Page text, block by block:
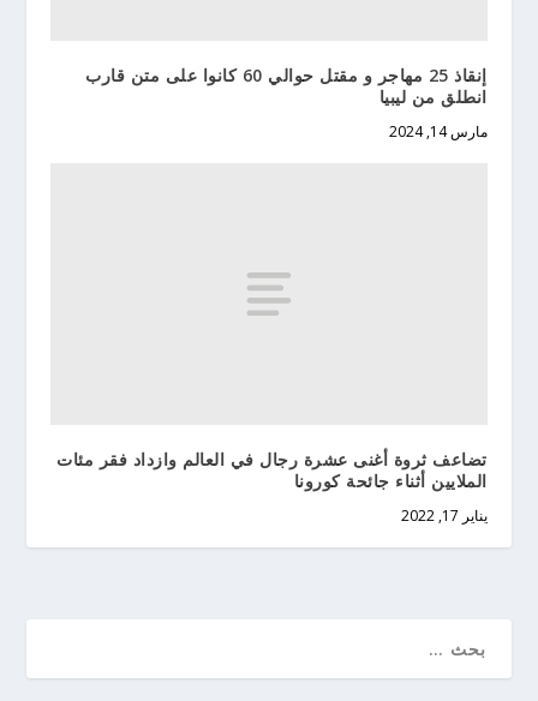
إنقاذ 25 مهاجر و مقتل حوالي 60 كانوا على متن قارب
انطلق من ليبيا
مارس 14, 2024
تضاعف ثروة أغنى عشرة رجال في العالم وازداد فقر مئات
الملايين أثناء جائحة كورونا
يناير 17, 2022